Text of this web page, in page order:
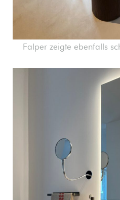
Falper zeigte ebenfalls